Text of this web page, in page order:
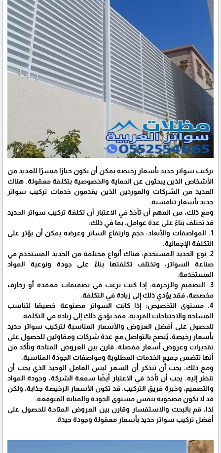
تركيب سواتر حديد بأسعار رخيصة يمكن أن يكون خيارًا ميسرًا للعديد من
الأشخاص الذين يبحثون عن الحماية والخصوصية بتكلفة معقولة. هناك
العديد من الشركات والموردين الذين يقدمون خدمات تركيب سواتر
حديد بأسعار تنافسية.
ومع ذلك، من المهم أن تأخذ في الاعتبار أن تكلفة تركيب سواتر الحديد
قد تختلف بناءً على عدة عوامل، بما في ذلك:
1. المواصفات والأبعاد: حجم وارتفاع الساتر وعرضه يمكن أن يؤثر على
التكلفة الإجمالية.
2. نوع الحديد المستخدم: هناك أنواع مختلفة من الحديد المستخدم في
صناعة السواتر، وتختلف تكلفتها بناءً على جودة ونوعية المواد
المستخدمة.
3. التصميم والزخرفة: إذا كنت ترغب في تصميمات معقدة أو زخارف
مخصصة، فقد يؤدي ذلك إلى زيادة في التكلفة.
4. مستوى التخصيص: إذا كانت السواتر مصنوعة خصيصًا لتناسب
المساحة والاحتياجات الفردية، فقد يؤدي ذلك إلى زيادة في التكلفة.
للحصول على أفضل العروض والأسعار المناسبة لتركيب سواتر حديد
بأسعار رخيصة، يُنصح بالتواصل مع عدة شركات ومقاولين للحصول على
تقديرات وعروض أسعار مفصلة. قارن بين العروض المتاحة وتأكد من
أنها تتضمن جميع الخدمات المطلوبة ومواصفات الجودة المناسبة.
ومع ذلك، يجب أن تتذكر أن السعر ليس العامل الوحيد الذي يجب أن
تنظر إليه. يجب أن تأخذ في الاعتبار أيضًا سمعة الشركة، وجودة المواد
والتصميم، وخبرة فريق التركيب. قد تكون الأسعار الرخيصة جذابة، ولكن
قد لا تكون مصحوبة بنفس مستوى الجودة والمتانة المتوقعة.
لذا، قم بالبحث والاستفسار وقارن بين العروض المتاحة للحصول على
أفضل تركيب سواتر حديد بأسعار معقولة وجودة جيدة.